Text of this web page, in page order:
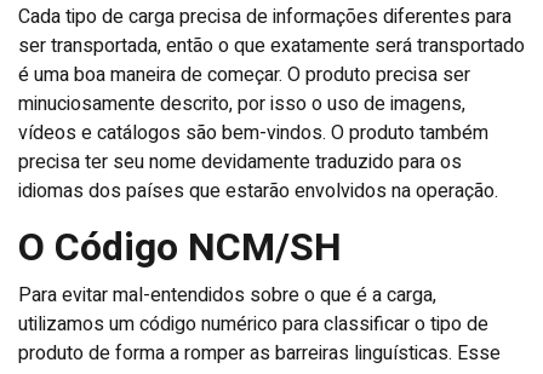
Cada tipo de carga precisa de informações diferentes para
ser transportada, então o que exatamente será transportado
é uma boa maneira de começar. O produto precisa ser
minuciosamente descrito, por isso o uso de imagens,
vídeos e catálogos são bem-vindos. O produto também
precisa ter seu nome devidamente traduzido para os
idiomas dos países que estarão envolvidos na operação.
O Código NCM/SH
Para evitar mal-entendidos sobre o que é a carga,
utilizamos um código numérico para classificar o tipo de
produto de forma a romper as barreiras linguísticas. Esse